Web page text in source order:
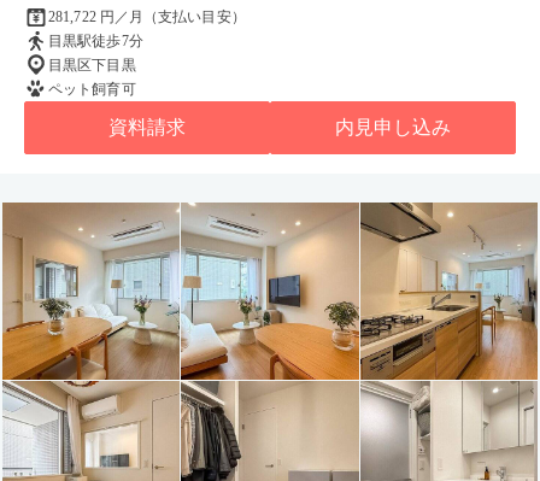
281,722 円／月（支払い目安）
目黒駅徒歩7分
目黒区下目黒
ペット飼育可
資料請求 内見申し込み